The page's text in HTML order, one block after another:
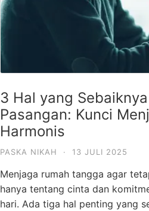
3 Hal yang
Pasangan: Kunci
Harmonis
PASKA NIKAH · 13 JULI 2025
Menjaga rumah tangga agar
hanya tentang cinta dan
hari. Ada tiga hal penting yang